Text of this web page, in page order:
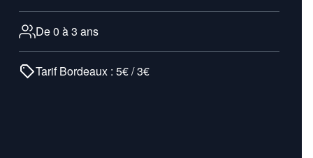
De 0 à 3 ans
Tarif Bordeaux : 5€ / 3€